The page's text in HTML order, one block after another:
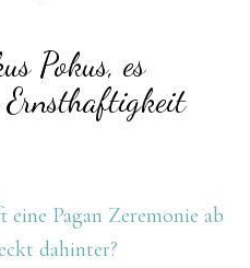
Pokus, es
Ernsthaftigkeit
eine Pagan Zeremonie ab
dahinter?